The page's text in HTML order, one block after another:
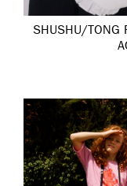
SHUSHU/TONG